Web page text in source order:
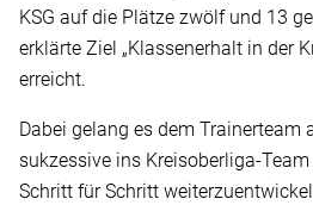
KSG auf die Plätze zwölf und 13
erklärte Ziel „Klassenerhalt in der
erreicht.
Dabei gelang es dem Trainerteam
sukzessive ins Kreisoberliga-
Schritt für Schritt